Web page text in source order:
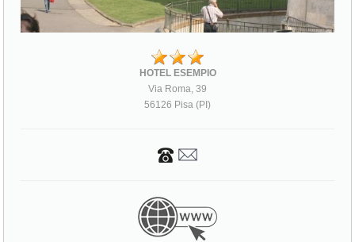
HOTEL ESEMPIO
Via Roma, 39
56126 Pisa (PI)